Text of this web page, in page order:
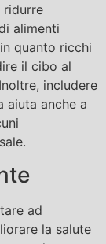
ridurre
alimenti
quanto ricchi
il cibo al
includere
aiuta anche a
ad
la salute